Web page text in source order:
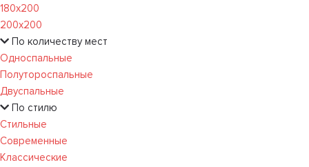
180х200
200х200
По количеству мест
Односпальные
Полутороспальные
Двуспальные
По стилю
Стильные
Современные
Классические